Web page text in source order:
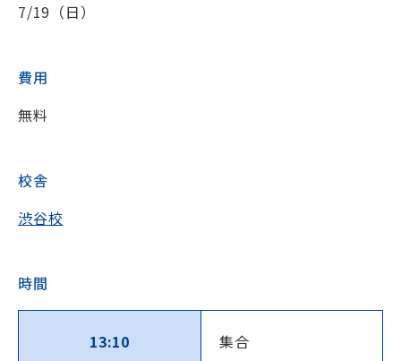
7/19（日）
費用
無料
校舎
渋谷校
時間
13:10 集合